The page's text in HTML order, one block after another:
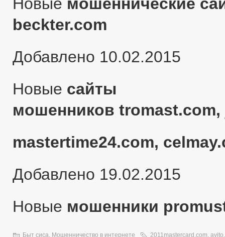
beckter.com
Добавлено 10.02.2015
Новые сайты
мошенников
mastertime24.com,
Добавлено 19.02.2015
Новые мошенники
Быт сиса Мошенничество в интернете 2011mastercard.com avito